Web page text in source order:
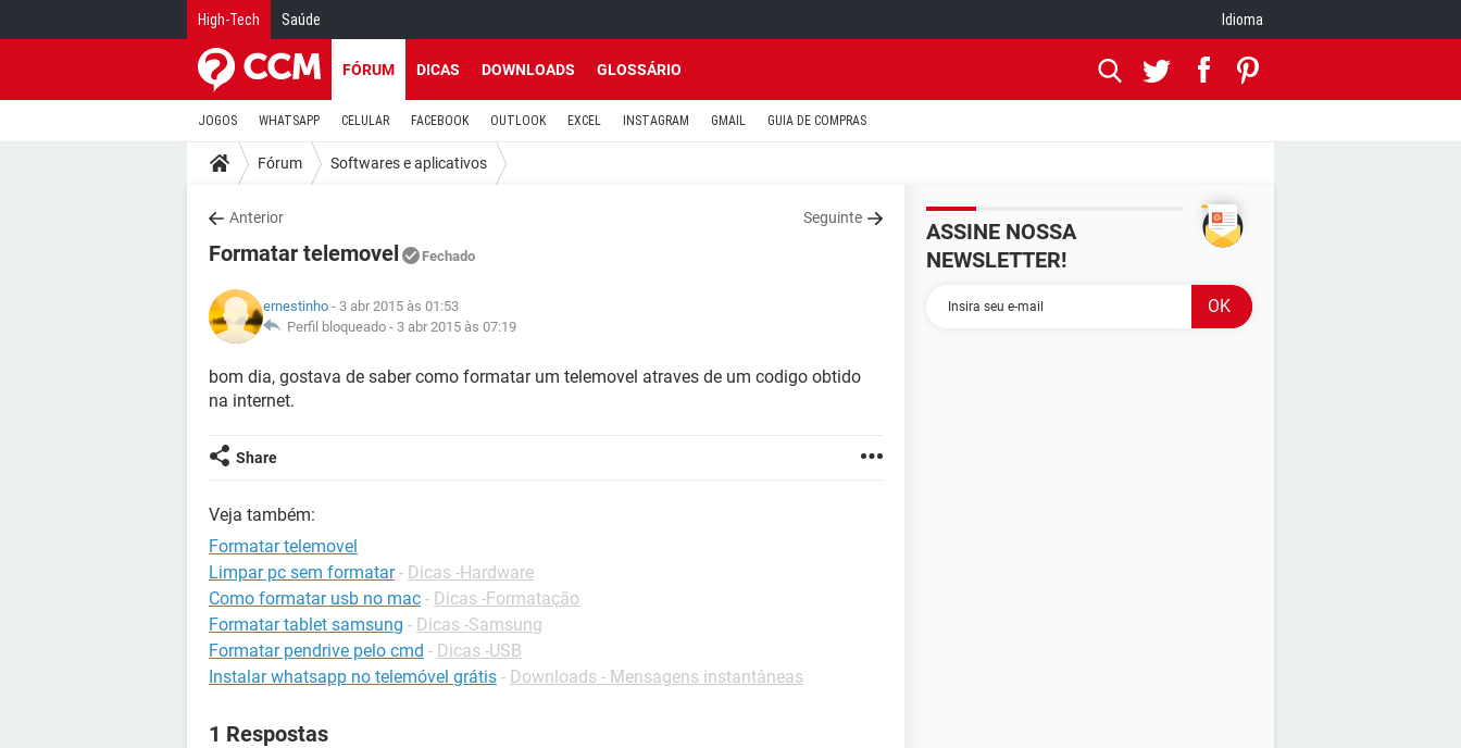
High-Tech Saúde Idioma
FÓRUM DICAS DOWNLOADS GLOSSÁRIO
JOGOS WHATSAPP CELULAR FACEBOOK OUTLOOK EXCEL INSTAGRAM GMAIL GUIA DE COMPRAS
Fórum Softwares e aplicativos
Anterior Seguinte
Formatar telemovel Fechado
ernestinho - 3 abr 2015 às 01:53
Perfil bloqueado - 3 abr 2015 às 07:19
bom dia, gostava de saber como formatar um telemovel atraves de um codigo obtido
na internet.
Share
Veja também:
Formatar telemovel
Limpar pc sem formatar - Dicas -Hardware
Como formatar usb no mac - Dicas -Formatação
Formatar tablet samsung - Dicas -Samsung
Formatar pendrive pelo cmd - Dicas -USB
Instalar whatsapp no telemóvel grátis - Downloads - Mensagens instantâneas
1 Respostas
ASSINE NOSSA
NEWSLETTER!